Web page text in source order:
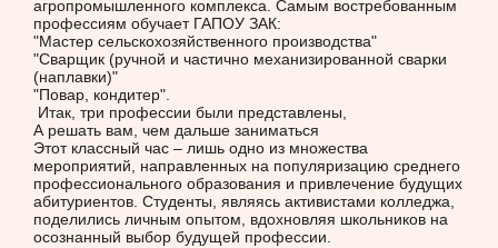
агропромышленного комплекса. Самым востребованным
профессиям обучает ГАПОУ ЗАК:
"Мастер сельскохозяйственного производства"
"Сварщик (ручной и частично механизированной сварки
(наплавки)"
"Повар, кондитер".
Итак, три профессии были представлены,
А решать вам, чем дальше заниматься
Этот классный час – лишь одно из множества
мероприятий, направленных на популяризацию среднего
профессионального образования и привлечение будущих
абитуриентов. Студенты, являясь активистами колледжа,
поделились личным опытом, вдохновляя школьников на
осознанный выбор будущей профессии.